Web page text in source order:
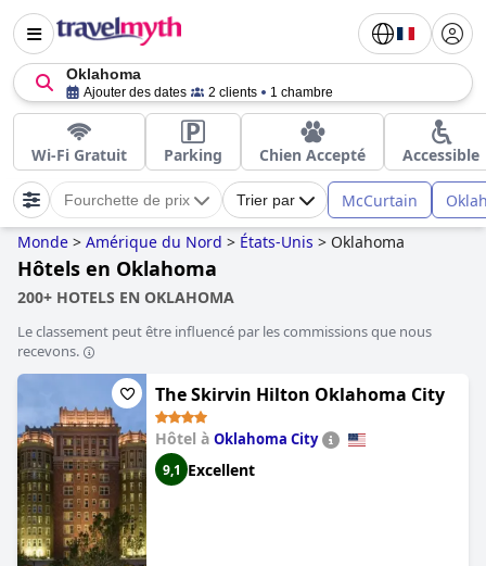
Oklahoma
Ajouter des dates 2 clients 1 chambre
Wi-Fi Gratuit Parking Chien Accepté Accessible
Fourchette de prix Trier par McCurtain
Monde > Amérique du Nord > États-Unis > Oklahoma
Hôtels en Oklahoma
200+ HOTELS EN OKLAHOMA
Le classement peut être influencé par les commissions que nous
recevons.
The Skirvin Hilton Oklahoma City
Hôtel à Oklahoma City
9,1 Excellent